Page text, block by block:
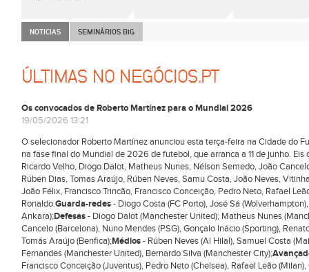
NOTICIAS SEMINÁRIOS BiG
ÚLTIMAS NO NEGÓCIOS.PT
Os convocados de Roberto Martínez para o Mundial 2026
19/05/2026 13:21
O selecionador Roberto Martínez anunciou esta terça-feira na Cidade do
na fase final do Mundial de 2026 de futebol, que arranca a 11 de junho.
Ricardo Velho, Diogo Dalot, Matheus Nunes, Nélson Semedo, João
Rúben Dias, Tomas Araújo, Rúben Neves, Samu Costa, João Neves,
João Félix, Francisco Trincão, Francisco Conceição, Pedro Neto, Rafael
Ronaldo.Guarda-redes- Diogo Costa (FC Porto), José Sá
Ankara);Defesas- Diogo Dalot (Manchester United); Matheus Nunes
Cancelo (Barcelona), Nuno Mendes (PSG), Gonçalo Inácio (Sporting),
Tomás Araújo (Benfica);Médios- Rúben Neves (Al Hilal), Samuel Costa
Fernandes (Manchester United), Bernardo Silva (Manchester City);
Francisco Conceição (Juventus), Pedro Neto (Chelsea), Rafael Leão